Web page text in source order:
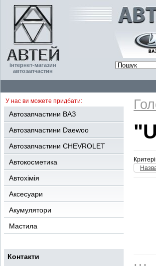
інтернет-магазин
автозапчастин
У нас ви можете придбати:
Автозапчастини ВАЗ
Автозапчастини Daewoo
Автозапчастини CHEVROLET
Автокосметика
Автохімія
Аксесуари
Акумулятори
Мастила
Контакти